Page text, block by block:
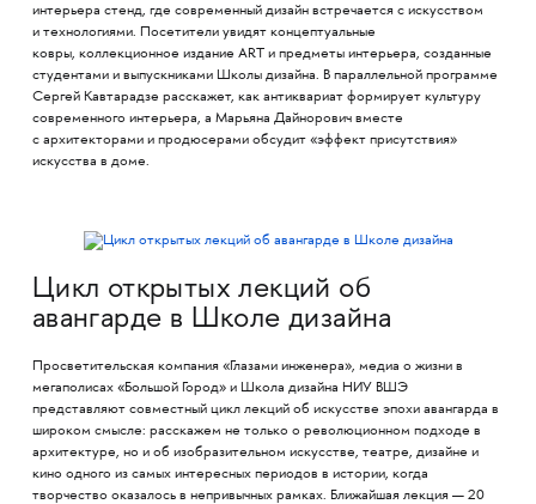
интерьера стенд, где современный дизайн встречается с искусством
и технологиями. Посетители увидят концептуальные
ковры, коллекционное издание ART и предметы интерьера, созданные
студентами и выпускниками Школы дизайна. В параллельной программе
Сергей Кавтарадзе расскажет, как антиквариат формирует культуру
современного интерьера, а Марьяна Дайнорович вместе
с архитекторами и продюсерами обсудит «эффект присутствия»
искусства в доме.
Цикл открытых лекций об
авангарде в Школе дизайна
Просветительская компания «Глазами инженера», медиа о жизни в
мегаполисах «Большой Город» и Школа дизайна НИУ ВШЭ
представляют совместный цикл лекций об искусстве эпохи авангарда в
широком смысле: расскажем не только о революционном подходе в
архитектуре, но и об изобразительном искусстве, театре, дизайне и
кино одного из самых интересных периодов в истории, когда
творчество оказалось в непривычных рамках. Ближайшая лекция — 20